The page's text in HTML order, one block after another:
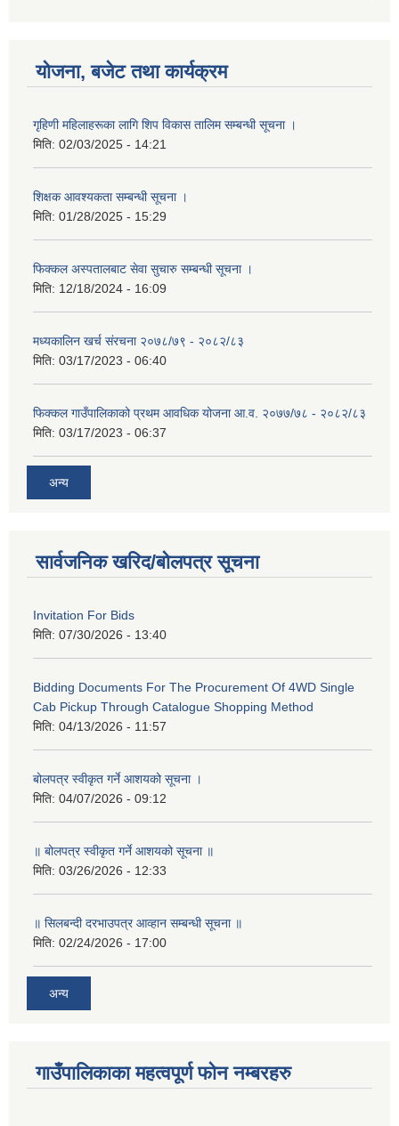
योजना, बजेट तथा कार्यक्रम
गृहिणी महिलाहरूका लागि शिप विकास तालिम सम्बन्धी सूचना ‌।
मिति: 02/03/2025 - 14:21
शिक्षक आवश्यकता सम्बन्धी सूचना ।
मिति: 01/28/2025 - 15:29
फिक्कल अस्पतालबाट सेवा सुचारु सम्बन्धी सूचना ।
मिति: 12/18/2024 - 16:09
मध्यकालिन खर्च संरचना २०७८/७९ - २०८२/८३
मिति: 03/17/2023 - 06:40
फिक्कल गाउँपालिकाको प्रथम आवधिक योजना आ.व. २०७७/७८ - २०८२/८३
मिति: 03/17/2023 - 06:37
अन्य
सार्वजनिक खरिद/बोलपत्र सूचना
Invitation For Bids
मिति: 07/30/2026 - 13:40
Bidding Documents For The Procurement Of 4WD Single
Cab Pickup Through Catalogue Shopping Method
मिति: 04/13/2026 - 11:57
बोलपत्र स्वीकृत गर्ने आशयको सूचना ।
मिति: 04/07/2026 - 09:12
॥ बोलपत्र स्वीकृत गर्ने आशयको सूचना ॥
मिति: 03/26/2026 - 12:33
॥ सिलबन्दी दरभाउपत्र आव्हान सम्बन्धी सूचना ॥
मिति: 02/24/2026 - 17:00
अन्य
गाउँपालिकाका महत्वपूर्ण फोन नम्बरहरु